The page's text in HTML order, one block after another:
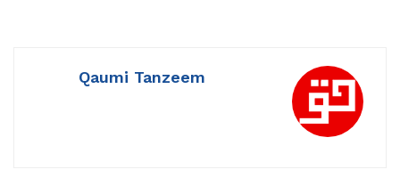
Qaumi Tanzeem